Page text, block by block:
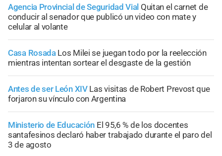
Agencia Provincial de Seguridad Vial Quitan el carnet de
conducir al senador que publicó un video con mate y
celular al volante
Casa Rosada Los Milei se juegan todo por la reelección
mientras intentan sortear el desgaste de la gestión
Antes de ser León XIV Las visitas de Robert Prevost que
forjaron su vínculo con Argentina
Ministerio de Educación El 95,6 % de los docentes
santafesinos declaró haber trabajado durante el paro del
3 de agosto